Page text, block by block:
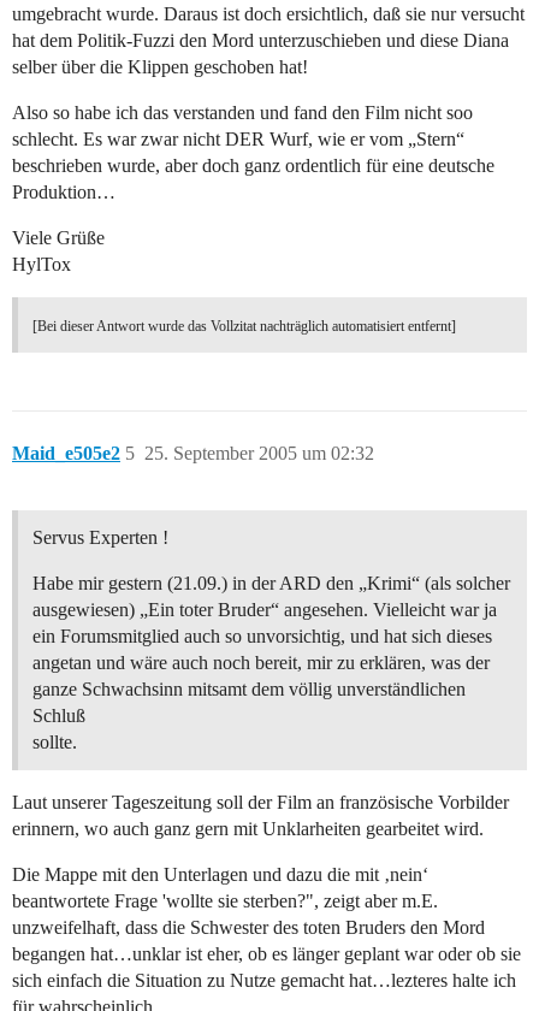
umgebracht wurde. Daraus ist doch ersichtlich, daß sie nur versucht
hat dem Politik-Fuzzi den Mord unterzuschieben und diese Diana
selber über die Klippen geschoben hat!
Also so habe ich das verstanden und fand den Film nicht soo
schlecht. Es war zwar nicht DER Wurf, wie er vom „Stern“
beschrieben wurde, aber doch ganz ordentlich für eine deutsche
Produktion…
Viele Grüße
HylTox
[Bei dieser Antwort wurde das Vollzitat nachträglich automatisiert entfernt]
Maid_e505e2 25. September 2005 um 02:32
5
Servus Experten !
Habe mir gestern (21.09.) in der ARD den „Krimi“ (als solcher
ausgewiesen) „Ein toter Bruder“ angesehen. Vielleicht war ja
ein Forumsmitglied auch so unvorsichtig, und hat sich dieses
angetan und wäre auch noch bereit, mir zu erklären, was der
ganze Schwachsinn mitsamt dem völlig unverständlichen
Schluß
sollte.
Laut unserer Tageszeitung soll der Film an französische Vorbilder
erinnern, wo auch ganz gern mit Unklarheiten gearbeitet wird.
Die Mappe mit den Unterlagen und dazu die mit ‚nein‘
beantwortete Frage 'wollte sie sterben?", zeigt aber m.E.
unzweifelhaft, dass die Schwester des toten Bruders den Mord
begangen hat…unklar ist eher, ob es länger geplant war oder ob sie
sich einfach die Situation zu Nutze gemacht hat…lezteres halte ich
für wahrscheinlich.